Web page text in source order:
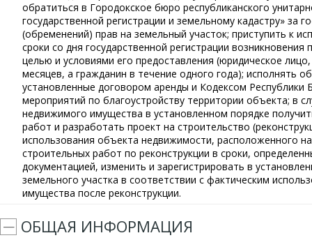
обратиться в Городокское бюро республиканского
государственной регистрации и земельному кадастру» за
(обременений) прав на земельный участок; приступить к
сроки со дня государственной регистрации
целью и условиями его предоставления (юридическое
месяцев, а гражданин в течение одного года); исполнять
установленные договором аренды и Кодексом Республики
мероприятий по благоустройству территории объекта; в
недвижимого имущества в установленном порядке
работ и разработать проект на строительство
использования объекта недвижимости, расположенного
строительных работ по реконструкции в сроки,
документацией, изменить и зарегистрировать в
земельного участка в соответствии с фактическим
имущества после реконструкции.
ОБЩАЯ ИНФОРМАЦИЯ